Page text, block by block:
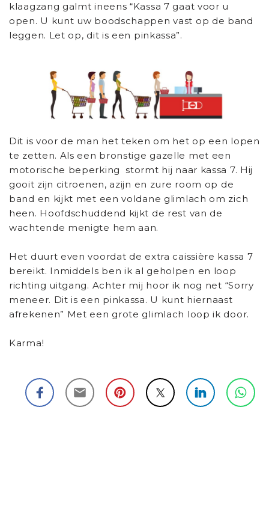
klaagzang galmt ineens “Kassa 7 gaat voor u
open. U kunt uw boodschappen vast op de band
leggen. Let op, dit is een pinkassa”.
Dit is voor de man het teken om het op een lopen
te zetten. Als een bronstige gazelle met een
motorische beperking stormt hij naar kassa 7. Hij
gooit zijn citroenen, azijn en zure room op de
band en kijkt met een voldane glimlach om zich
heen. Hoofdschuddend kijkt de rest van de
wachtende menigte hem aan.
Het duurt even voordat de extra caissière kassa 7
bereikt. Inmiddels ben ik al geholpen en loop
richting uitgang. Achter mij hoor ik nog net “Sorry
meneer. Dit is een pinkassa. U kunt hiernaast
afrekenen” Met een grote glimlach loop ik door.
Karma!